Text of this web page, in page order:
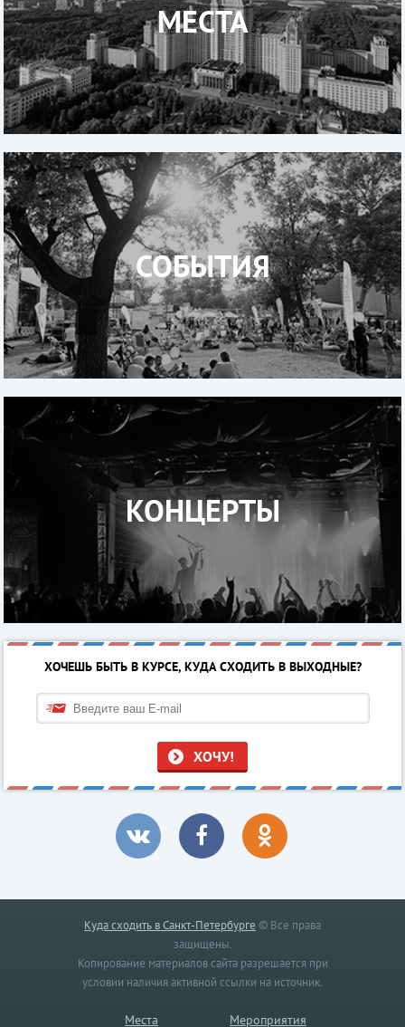
МЕСТА
СОБЫТИЯ
КОНЦЕРТЫ
ХОЧЕШЬ БЫТЬ В КУРСЕ, КУДА СХОДИТЬ В ВЫХОДНЫЕ?
ХОЧУ!
Куда сходить в Санкт-Петербурге © Все права
защищены.
Копирование материалов сайта разрешается при
условии наличия активной ссылки на источник.
Места Мероприятия